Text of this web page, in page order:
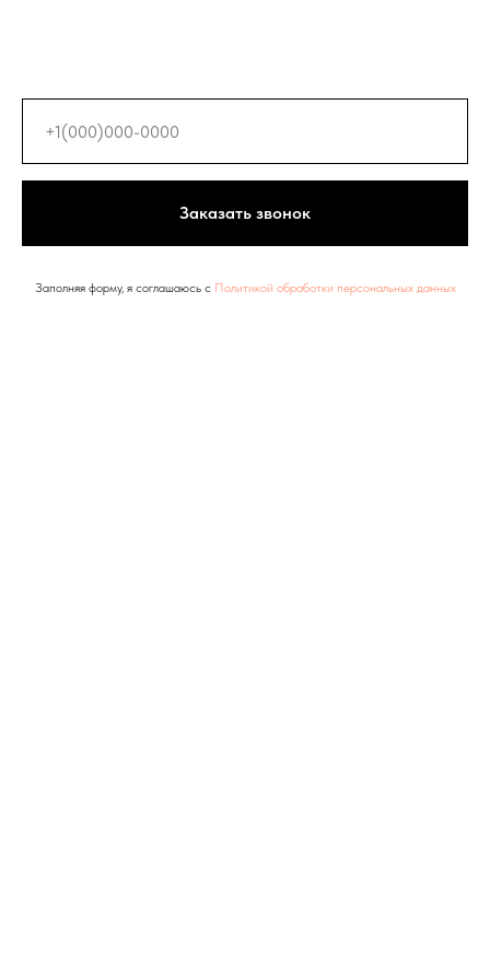
Заказать звонок
Заполняя форму, я соглашаюсь с Политикой обработки персональных данных